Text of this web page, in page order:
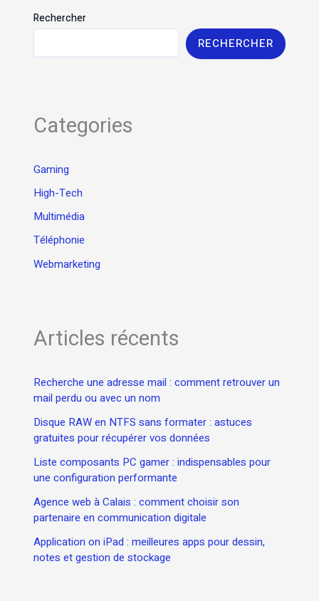
Rechercher
RECHERCHER
Categories
Gaming
High-Tech
Multimédia
Téléphonie
Webmarketing
Articles récents
Recherche une adresse mail : comment retrouver un
mail perdu ou avec un nom
Disque RAW en NTFS sans formater : astuces
gratuites pour récupérer vos données
Liste composants PC gamer : indispensables pour
une configuration performante
Agence web à Calais : comment choisir son
partenaire en communication digitale
Application on iPad : meilleures apps pour dessin,
notes et gestion de stockage